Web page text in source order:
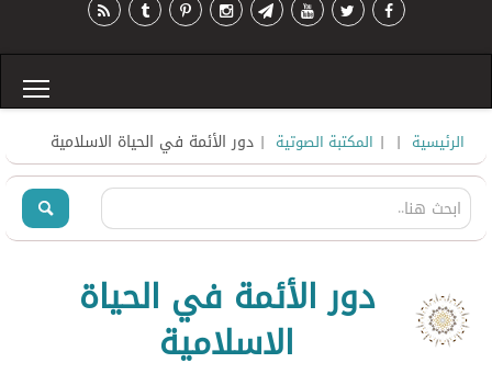
الرئيسية |
| المكتبة الصوتية | دور الأئمة في الحياة الاسلامية
دور الأئمة في الحياة
الاسلامية